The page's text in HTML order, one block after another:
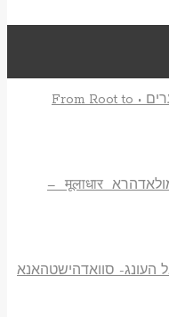
7 ימים • 7 צ’אקרות • 7 שערים • From Root to
צ'אקרת השורש – מולאדהרא मूलाधार –
סוואדהישטהאנא